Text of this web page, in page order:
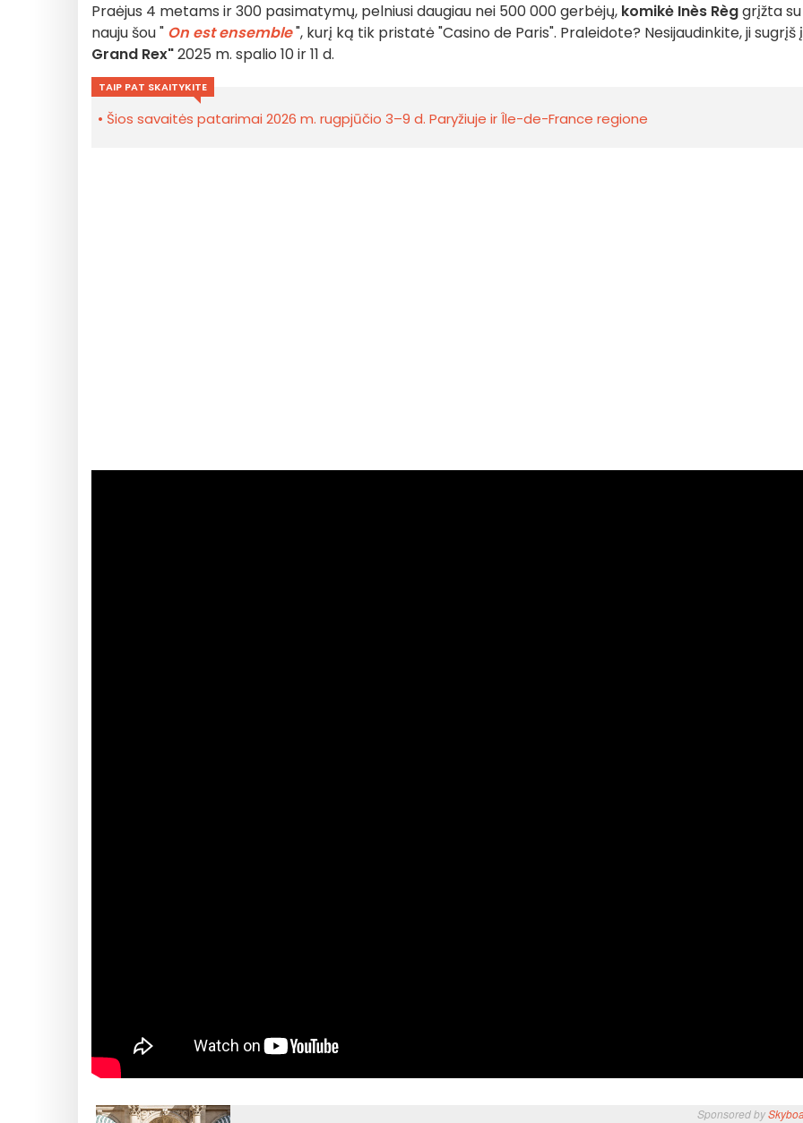
Praėjus 4 metams ir 300 pasimatymų, pelniusi daugiau nei 500 000 gerbėjų, komikė Inès Règgrįžta su
nauju šou " On est ensemble", kurį ką tik pristatė "Casino de Paris". Praleidote? Nesijaudinkite, ji sugrįš
Grand Rex"2025 m. spalio 10 ir 11 d.
TAIP PAT SKAITYKITE
Šios savaitės patarimai 2026 m. rugpjūčio 3–9 d. Paryžiuje ir Île-de-France regione